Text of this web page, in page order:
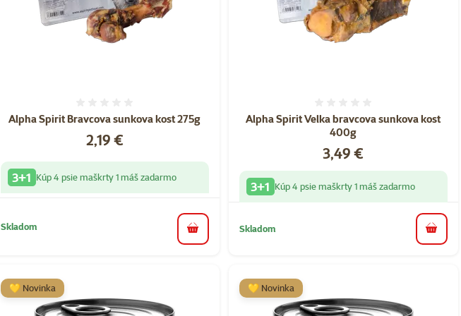
Alpha Spirit Bravcova sunkova kost 275g
Cena
2,19 €
3+1 Kúp 4 psie maškrty 1 máš zadarmo
Skladom
do košíka
Alpha Spirit Velka bravcova sunkova kost
400g
Cena
3,49 €
3+1 Kúp 4 psie maškrty 1 máš zadarmo
Skladom do
💛 Novinka 💛 Novinka